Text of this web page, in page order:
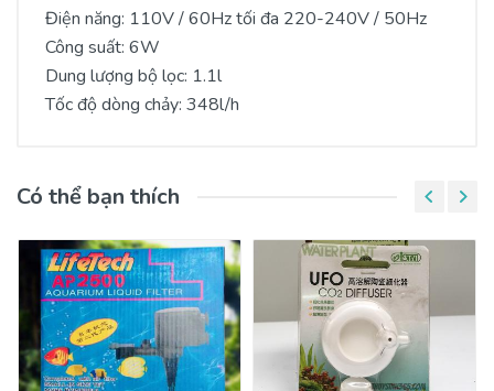
Điện năng: 110V/ 60Hz tối đa 220-240V/ 50Hz
Công suất: 6W
Dung lượng bộ lọc: 1.1l
Tốc độ dòng chảy: 348l/h
Có thể bạn thích